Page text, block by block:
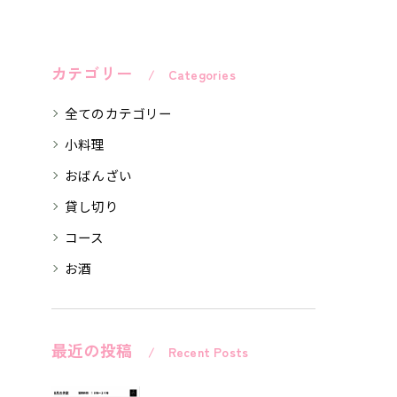
カテゴリー Categories
全てのカテゴリー
小料理
おばんざい
貸し切り
コース
お酒
最近の投稿 Recent Posts